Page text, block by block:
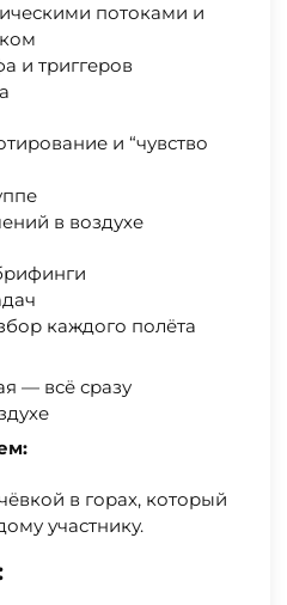
потоками и
и триггеров
и “чувство
в воздухе
каждого полёта
— всё сразу
в горах, который
участнику.